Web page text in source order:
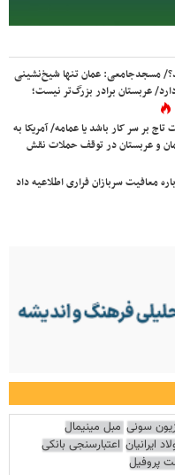
مسجدجامعی: عمان تنها شیخ‌نشینی
عربستان برادر بزرگ‌تر نیست؛
بر سر کار باشد یا عمامه/ آمریکا به
و عربستان در توقف حملات نقش
معافیت سربازان فراری اطلاعیه داد
سونی مبل مینیمال
ایرانیان اعتبارسنجی بانکی
پروفیل